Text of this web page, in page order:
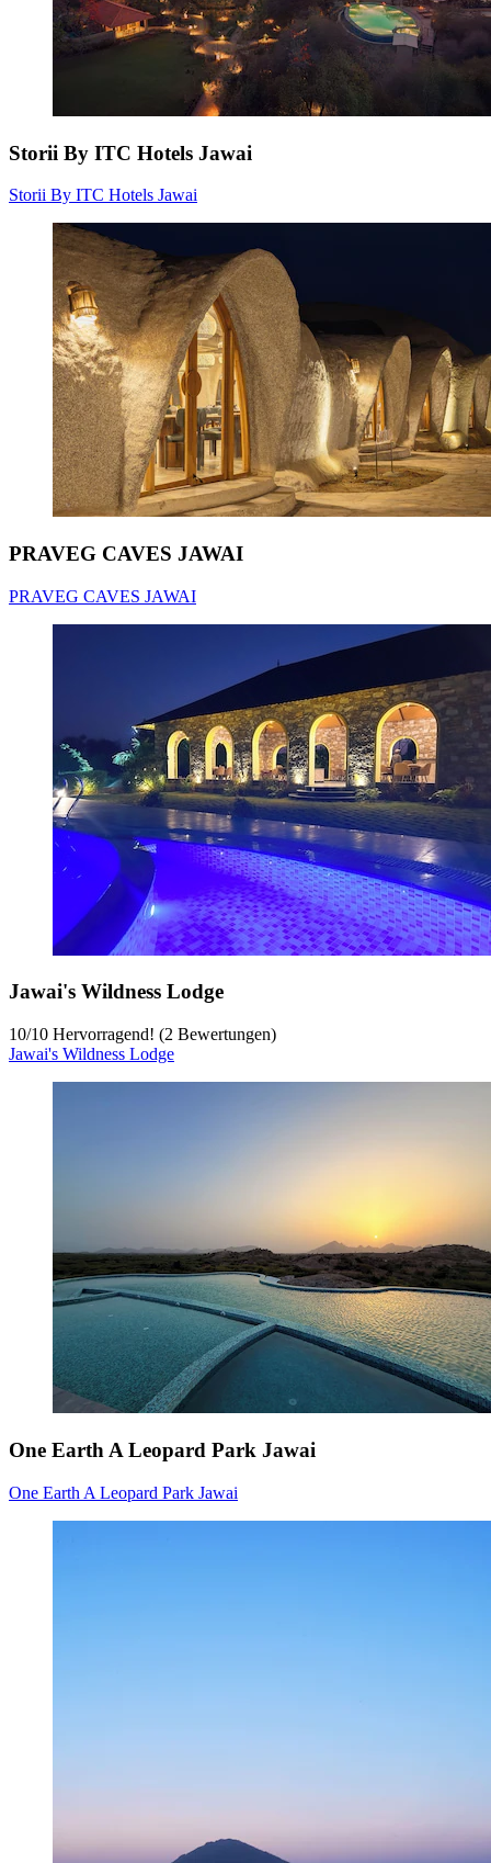
Storii By ITC Hotels Jawai
Storii By ITC Hotels Jawai
PRAVEG CAVES JAWAI
PRAVEG CAVES JAWAI
Jawai's Wildness Lodge
10/10 Hervorragend! (2 Bewertungen)
Jawai's Wildness Lodge
One Earth A Leopard Park Jawai
One Earth A Leopard Park Jawai